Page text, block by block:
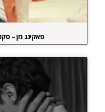
פאקינג מן –